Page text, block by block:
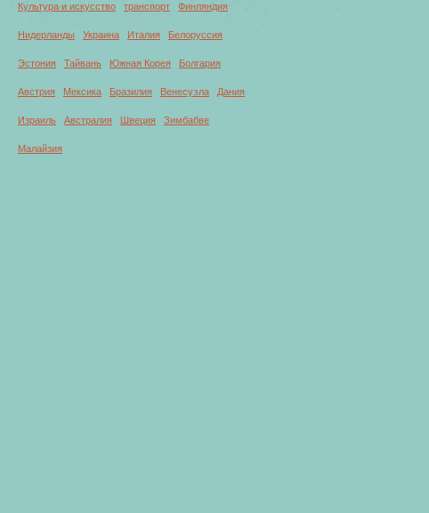
Культура и искусство транспорт Финляндия
Нидерланды Украина Италия Белоруссия
Эстония Тайвань Южная Корея Болгария
Австрия Мексика Бразилия Венесуэла Дания
Израиль Австралия Швеция Зимбабве
Малайзия